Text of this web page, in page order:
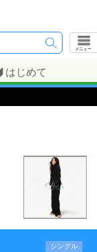
メニュー
はじめて
シングル